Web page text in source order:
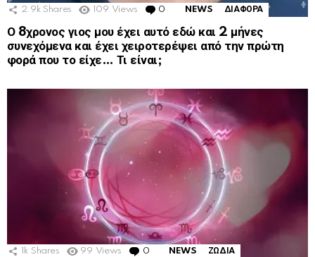
2.9k Shares 109 Views 0 Comments
NEWS ΔΙΑΦΟΡΑ
Ο 8χρονος γιος μου έχει αυτό εδώ και 2 μήνες
συνεχόμενα και έχει χειροτερέψει από την πρώτη
φορά που το είχε… Τι είναι;
1k Shares 99 Views 0 Comments
NEWS ΖΩΔΙΑ